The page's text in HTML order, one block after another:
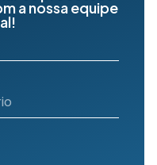
a nossa equipe